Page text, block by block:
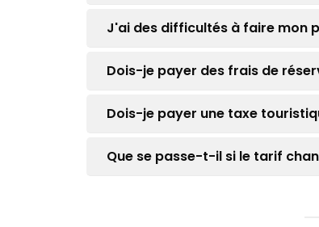
J'ai des difficultés à faire mon
Dois-je payer des frais de
Dois-je payer une taxe
Que se passe-t-il si le tarif